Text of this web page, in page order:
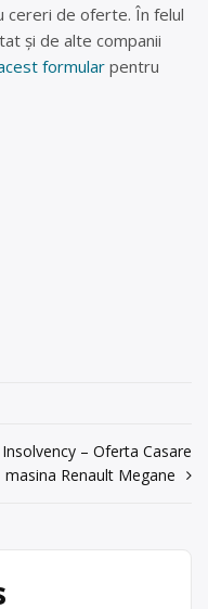
cereri de oferte. În felul
și de alte companii
formular pentru
– Oferta Casare
masina Renault Megane